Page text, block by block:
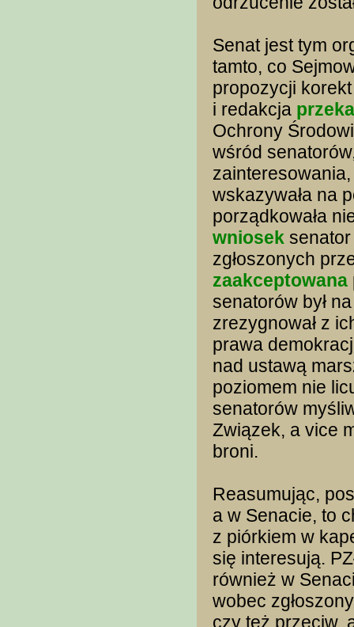
Senat jest tym
tamto, co
propozycji
i redakcja
Ochrony
wśród
wskazywała na
porządkowała
wniosek
zgłoszonych
zaakceptowana
senatorów był
zrezygnował z
prawa
nad ustawą
poziomem nie
senatorów
Związek, a vice
broni.
Reasumując,
a w Senacie, to
z piórkiem w
się interesują.
również w
wobec
czy też przeciw,